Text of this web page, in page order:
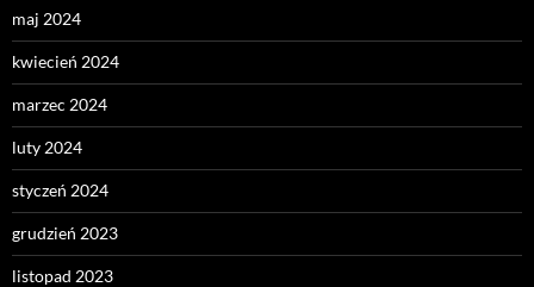
maj 2024
kwiecień 2024
marzec 2024
luty 2024
styczeń 2024
grudzień 2023
listopad 2023